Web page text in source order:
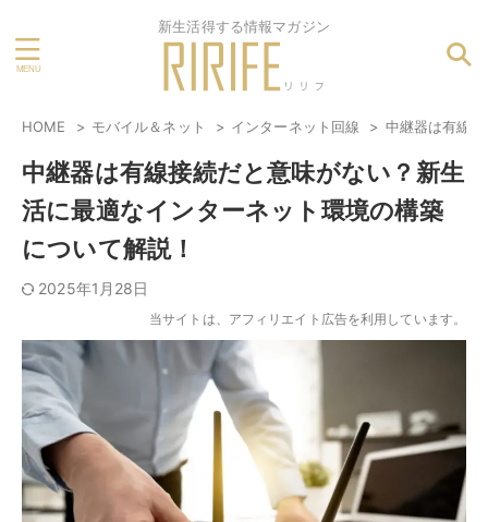
新生活得する情報マガジン
HOME モバイル＆ネット インターネット回線 中継器は有線
中継器は有線接続だと意味がない？新生
活に最適なインターネット環境の構築
について解説！
2025年1月28日
当サイトは、アフィリエイト広告を利用しています。